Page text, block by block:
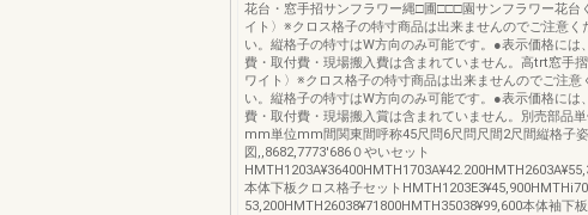
花台・窓手招サンフラワー縄□圃□□□園サンフラワー花台
イト〉※クロス格子の特寸商品は出来ませんのでご注意く
い。縦格子の特寸はW方向のみ可能です。●表示価格には
費・取付費・現場搬入費は含まれていません。高trt窓手
ワイト〉※クロス格子の特寸商品は出来ませんのでご注意
い。縦格子の特寸はW方向のみ可能です。●表示価格には
費・取付費・現場搬入賞は含まれていません。別売部品単
mm単位mm間関東間呼称45尺問6尺問尺間2尺間縦格子姿
図,,8682,7773′686０やいセット
本体下板クロス格子セット
53,200HMTH26038¥71800HMTH35038¥99,600本体袖下